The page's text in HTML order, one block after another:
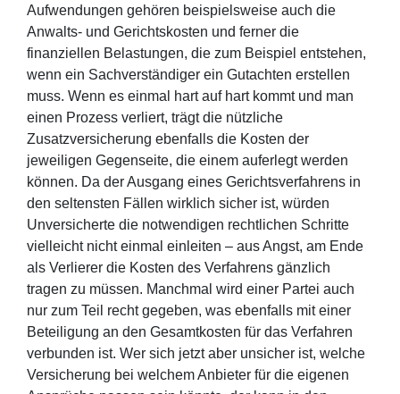
Aufwendungen gehören beispielsweise auch die
Anwalts- und Gerichtskosten und ferner die
finanziellen Belastungen, die zum Beispiel entstehen,
wenn ein Sachverständiger ein Gutachten erstellen
muss. Wenn es einmal hart auf hart kommt und man
einen Prozess verliert, trägt die nützliche
Zusatzversicherung ebenfalls die Kosten der
jeweiligen Gegenseite, die einem auferlegt werden
können. Da der Ausgang eines Gerichtsverfahrens in
den seltensten Fällen wirklich sicher ist, würden
Unversicherte die notwendigen rechtlichen Schritte
vielleicht nicht einmal einleiten – aus Angst, am Ende
als Verlierer die Kosten des Verfahrens gänzlich
tragen zu müssen. Manchmal wird einer Partei auch
nur zum Teil recht gegeben, was ebenfalls mit einer
Beteiligung an den Gesamtkosten für das Verfahren
verbunden ist. Wer sich jetzt aber unsicher ist, welche
Versicherung bei welchem Anbieter für die eigenen